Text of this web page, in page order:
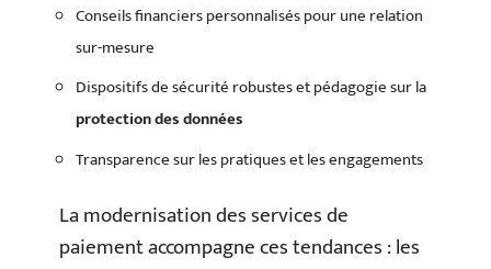
Conseils financiers personnalisés pour une relation
sur-mesure
Dispositifs de sécurité robustes et pédagogie sur la
protection des données
Transparence sur les pratiques et les engagements
La modernisation des services de
paiement accompagne ces tendances : les